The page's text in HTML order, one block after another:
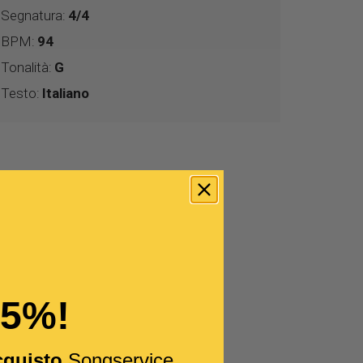
Segnatura: 4/4
BPM: 94
Tonalità: G
Testo: Italiano